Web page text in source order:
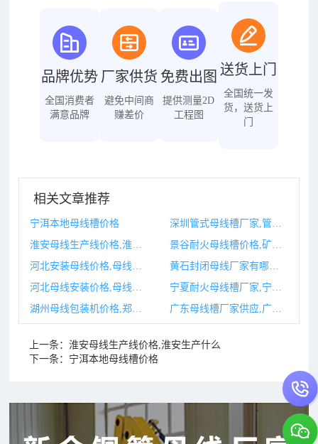
品牌优势
全国消费者
满意品牌
厂家供货
避免中间商
赚差价
免费出图
提供测量2D
工程图
送货上门
全国统一发
货，送货上
门
相关文章推荐
宁洱本地母线槽价格
景谷耐火母线槽价格,矿物质耐火母线槽生产厂家
广东母线槽厂家供应,广东母线槽厂家生产母线槽厂家
上一条：淮安母线生产线价格,淮安生产什么
下一条： 宁洱本地母线槽价格